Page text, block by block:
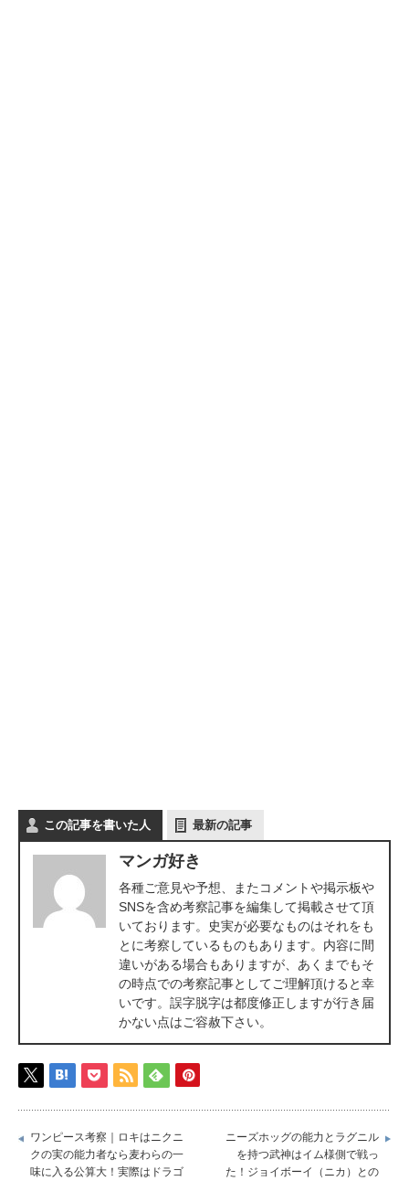
この記事を書いた人 最新の記事
マンガ好き
各種ご意見や予想、またコメントや掲示板や
SNSを含め考察記事を編集して掲載させて頂
いております。史実が必要なものはそれをも
とに考察しているものもあります。内容に間
違いがある場合もありますが、あくまでもそ
の時点での考察記事としてご理解頂けると幸
いです。誤字脱字は都度修正しますが行き届
かない点はご容赦下さい。
ワンピース考察｜ロキはニクニ
クの実の能力者なら麦わらの一
味に入る公算大！実際はドラゴ
ニーズホッグの能力とラグニル
を持つ武神はイム様側で戦っ
た！ジョイボーイ（ニカ）との